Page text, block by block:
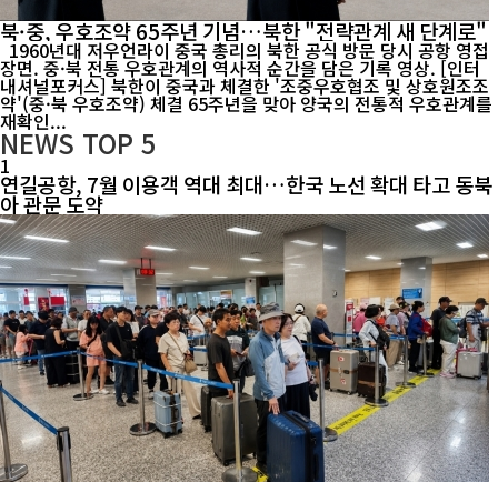
북·중, 우호조약 65주년 기념…북한 "전략관계 새 단계로"
장면. 중·북 전통 우호관계의 역사적 순간을 담은 기록 영상. [인터
내셔널포커스] 북한이 중국과 체결한 '조중우호협조 및 상호원조조
약'(중·북 우호조약) 체결 65주년을 맞아 양국의 전통적 우호관계를
재확인...
NEWS TOP 5
1
연길공항, 7월 이용객 역대 최대…한국 노선 확대 타고 동북
아 관문 도약